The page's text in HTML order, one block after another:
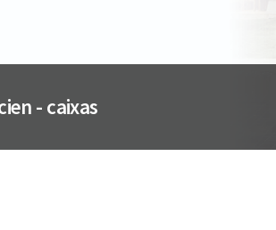
- caixas